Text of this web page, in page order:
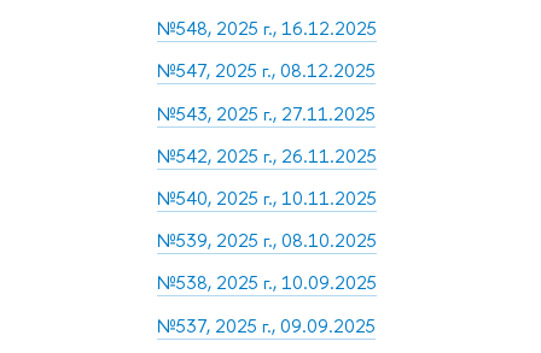
№548, 2025 г., 16.12.2025
№547, 2025 г., 08.12.2025
№543, 2025 г., 27.11.2025
№542, 2025 г., 26.11.2025
№540, 2025 г., 10.11.2025
№539, 2025 г., 08.10.2025
№538, 2025 г., 10.09.2025
№537, 2025 г., 09.09.2025